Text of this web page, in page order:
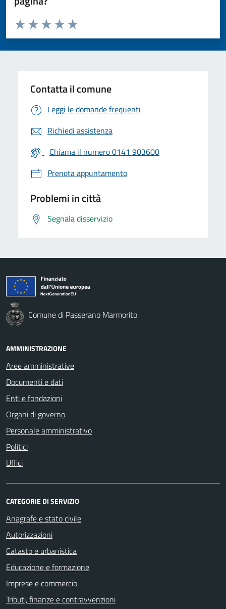
Valuta da 1 a 5 stelle la pagina
Valuta 5 stelle su 5
Valuta 4 stelle su 5
Valuta 3 stelle su 5
Valuta 2 stelle su 5
Valuta 1 stelle su 5
Contatta il comune
Leggi le domande frequenti
Richiedi assistenza
Chiama il numero 0141 903600
Prenota appuntamento
Problemi in città
Segnala disservizio
Comune di Passerano Marmorito
AMMINISTRAZIONE
Aree amministrative
Documenti e dati
Enti e fondazioni
Organi di governo
Personale amministrativo
Politici
Uffici
CATEGORIE DI SERVIZIO
Anagrafe e stato civile
Autorizzazioni
Catasto e urbanistica
Educazione e formazione
Imprese e commercio
Tributi, finanze e contravvenzioni